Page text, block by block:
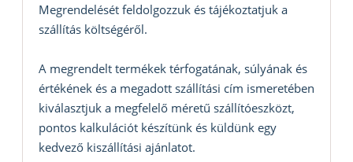
Megrendelését feldolgozzuk és tájékoztatjuk a
szállítás költségéről.
A megrendelt termékek térfogatának, súlyának és
értékének és a megadott szállítási cím ismeretében
kiválasztjuk a megfelelő méretű szállítóeszközt,
pontos kalkulációt készítünk és küldünk egy
kedvező kiszállítási ajánlatot.